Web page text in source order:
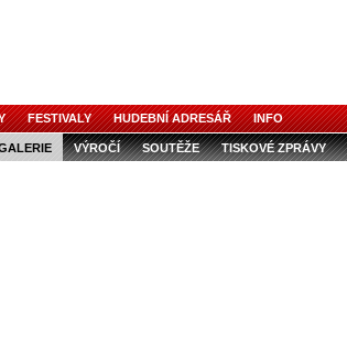
FESTIVALY HUDEBNÍ ADRESÁŘ INFO
VÝROČÍ SOUTĚŽE TISKOVÉ ZPRÁVY